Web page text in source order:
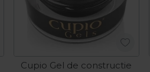
Cupio Gel de constructie